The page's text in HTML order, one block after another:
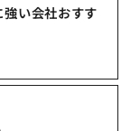
い会社おすす